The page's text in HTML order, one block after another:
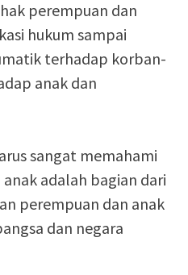
perempuan dan
hukum sampai
terhadap korban-
anak dan
sangat memahami
adalah bagian dari
perempuan dan anak
dan negara